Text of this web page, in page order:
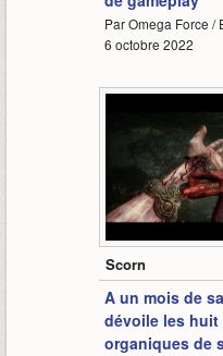
Par Omega Force /
6 octobre 2022
Scorn
A un mois de
dévoile les huit
organiques de